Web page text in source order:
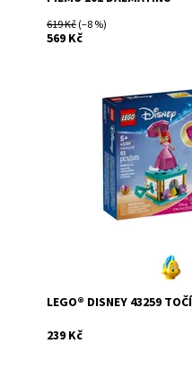
619 Kč(–8 %)
569 Kč
Točte se s Ariel v
propracovaný zdobený
deštníkem a Šupinku.
Dostupnost:
Skladem3
12309
LEGO
LEGO® DISNEY 43259
239 Kč